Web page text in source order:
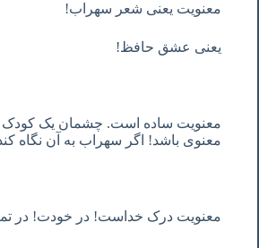
معنویت یعنی شعر سهراب!
یعنی عشق حافظ!
معنویت ساده است. چشمان یک کودک
معنوی باشد! اگر سهراب به آن نگاه
معنویت درک خداست! در خودت! در